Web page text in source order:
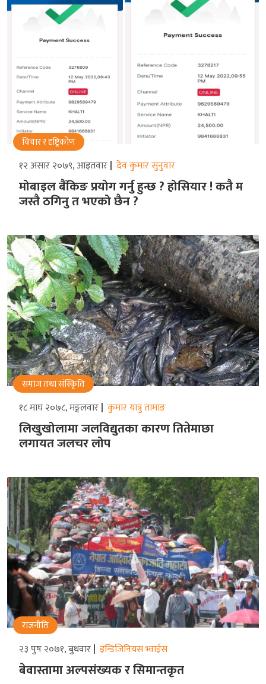
विचार र दृष्ट्रिकोण
१२ असार २०७९, आइतवार देव कुमार सुनुवार
मोबाइल बैंकिङ प्रयोग गर्नु हुन्छ ? होसियार ! कतै म
जस्तै ठगिनु त भएको छैन ?
समाज तथा संस्किृति
१८ माघ २०७८, मङ्गलवार कुमार यात्रु तामाङ
लिखुखोलामा जलविद्युतका कारण तितेमाछा
लगायत जलचर लोप
राजनीति
२३ पुष २०७१, बुधवार इन्डिजिनियस भ्वाईस
बेवास्तामा अल्पसंख्यक र सिमान्तकृत